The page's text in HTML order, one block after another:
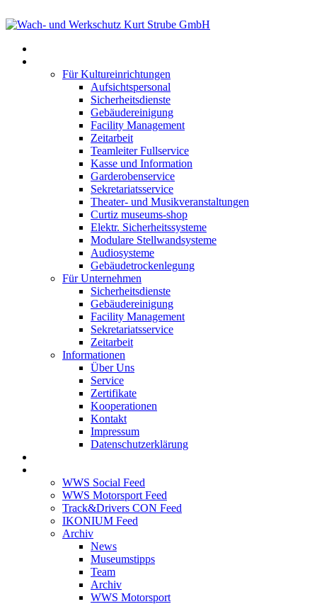
Für Kultureinrichtungen
Aufsichtspersonal
Sicherheitsdienste
Gebäudereinigung
Facility Management
Zeitarbeit
Teamleiter Fullservice
Kasse und Information
Garderobenservice
Sekretariatsservice
Theater- und Musikveranstaltungen
Curtiz museums-shop
Elektr. Sicherheitssysteme
Modulare Stellwandsysteme
Audiosysteme
Gebäudetrockenlegung
Für Unternehmen
Sicherheitsdienste
Gebäudereinigung
Facility Management
Sekretariatsservice
Zeitarbeit
Informationen
Über Uns
Service
Zertifikate
Kooperationen
Kontakt
Impressum
Datenschutzerklärung
WWS Social Feed
WWS Motorsport Feed
Track&Drivers CON Feed
IKONIUM Feed
Archiv
News
Museumstipps
Team
Archiv
WWS Motorsport